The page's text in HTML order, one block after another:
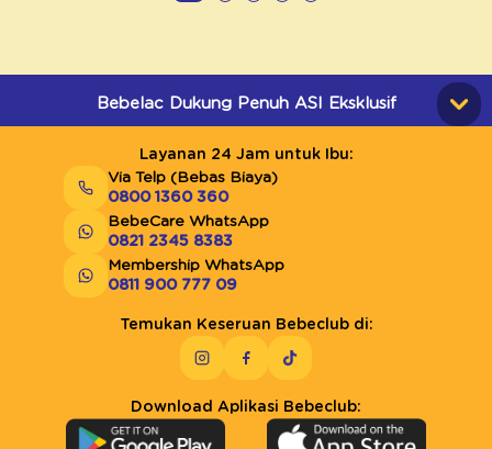
Bebelac Dukung Penuh ASI Eksklusif
Layanan 24 Jam untuk Ibu:
Via Telp (Bebas Biaya)
0800 1360 360
BebeCare WhatsApp
0821 2345 8383
Membership WhatsApp
0811 900 777 09
Temukan Keseruan Bebeclub di:
Download Aplikasi Bebeclub: